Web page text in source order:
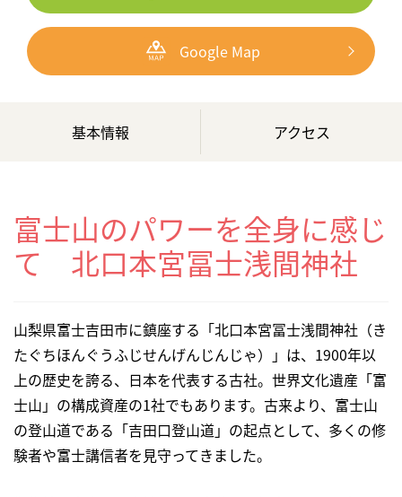
Google Map
基本情報 アクセス
富士山のパワーを全身に感じ
て 北口本宮冨士浅間神社
山梨県富士吉田市に鎮座する「北口本宮冨士浅間神社（き
たぐちほんぐうふじせんげんじんじゃ）」は、1900年以
上の歴史を誇る、日本を代表する古社。世界文化遺産「富
士山」の構成資産の1社でもあります。古来より、富士山
の登山道である「吉田口登山道」の起点として、多くの修
験者や富士講信者を見守ってきました。